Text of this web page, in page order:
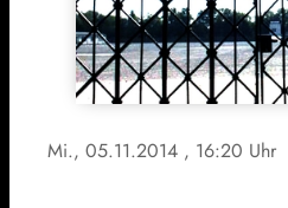
Mi., 05.11.2014 , 16:20 Uhr